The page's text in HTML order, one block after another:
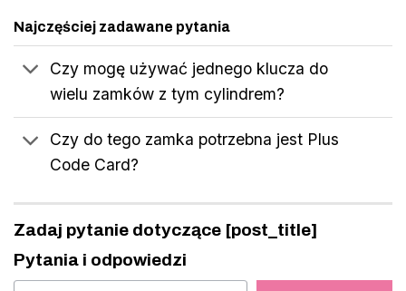
Najczęściej zadawane pytania
Czy mogę używać jednego klucza do
wielu zamków z tym cylindrem?
Czy do tego zamka potrzebna jest Plus
Code Card?
Zadaj pytanie dotyczące [post_title]
Pytania i odpowiedzi